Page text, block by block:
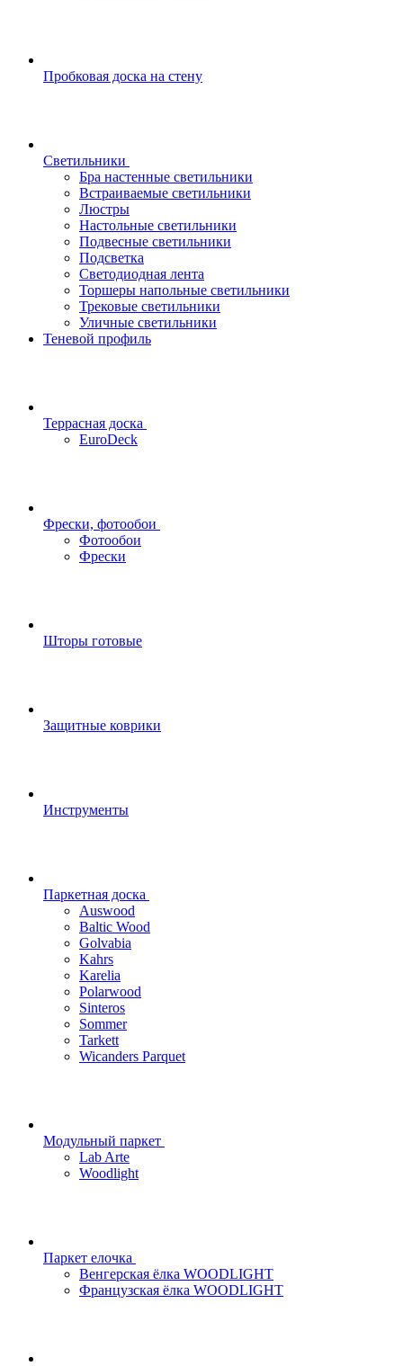
Пробковая доска на стену
Светильники
Бра настенные светильники
Встраиваемые светильники
Люстры
Настольные светильники
Подвесные светильники
Подсветка
Светодиодная лента
Торшеры напольные светильники
Трековые светильники
Уличные светильники
Теневой профиль
Террасная доска
EuroDeck
Фрески, фотообои
Фотообои
Фрески
Шторы готовые
Защитные коврики
Инструменты
Паркетная доска
Auswood
Baltic Wood
Golvabia
Kahrs
Karelia
Polarwood
Sinteros
Sommer
Tarkett
Wicanders Parquet
Модульный паркет
Lab Arte
Woodlight
Паркет елочка
Венгерская ёлка WOODLIGHT
Французская ёлка WOODLIGHT